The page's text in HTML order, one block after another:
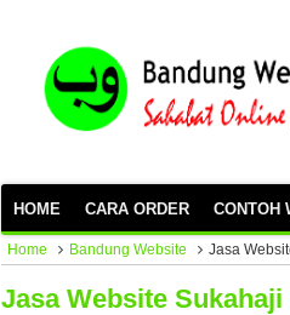
HOME CARA ORDER CONTOH
Home Bandung Website Jasa
Jasa Website Sukahaji